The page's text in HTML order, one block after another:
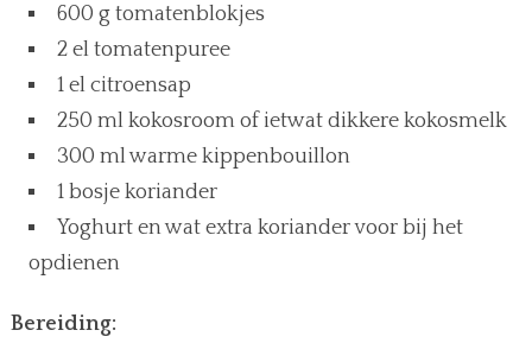
600 g tomatenblokjes
2 el tomatenpuree
1 el citroensap
250 ml kokosroom of ietwat dikkere kokosmelk
300 ml warme kippenbouillon
1 bosje koriander
Yoghurt en wat extra koriander voor bij het
opdienen
Bereiding: